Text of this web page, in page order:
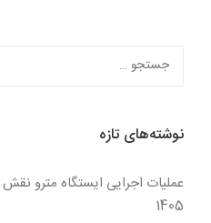
برای:
نوشته‌های تازه
عملیات اجرایی ایستگاه مترو
1405